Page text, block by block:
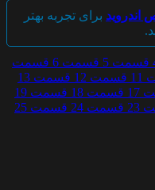
اندروید برای تجربه بهتر
قسمت 5 قسمت 6
قسمت
قسمت 12
قسمت 13
قسمت 18
قسمت 19
قسمت 24
قسمت 25